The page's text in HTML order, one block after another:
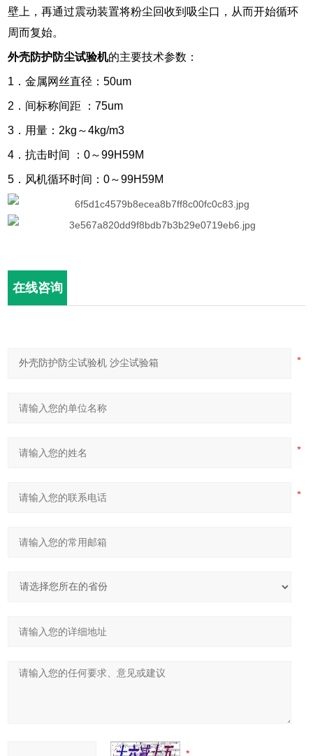
壁上，再通过震动装置将粉尘回收到吸尘口，从而开始循环
周而复始。
外壳防护防尘试验机的主要技术参数：
1．金属网丝直径：50um
2．间标称间距 ：75um
3．用量：2kg～4kg/m3
4．抗击时间 ：0～99H59M
5．风机循环时间：0～99H59M
在线咨询